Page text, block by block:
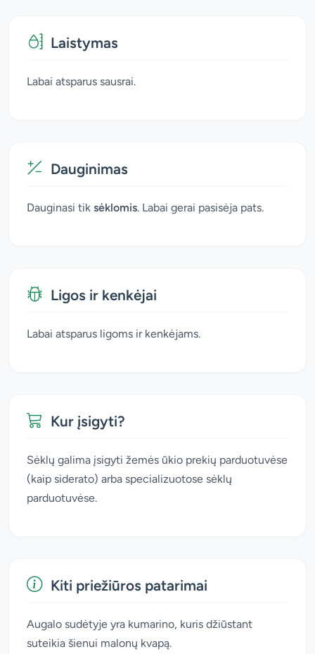
Laistymas
Labai atsparus sausrai.
Dauginimas
Dauginasi tik sėklomis. Labai gerai pasisėja pats.
Ligos ir kenkėjai
Labai atsparus ligoms ir kenkėjams.
Kur įsigyti?
Sėklų galima įsigyti žemės ūkio prekių parduotuvėse
(kaip siderato) arba specializuotose sėklų
parduotuvėse.
Kiti priežiūros patarimai
Augalo sudėtyje yra kumarino, kuris džiūstant
suteikia šienui malonų kvapą.